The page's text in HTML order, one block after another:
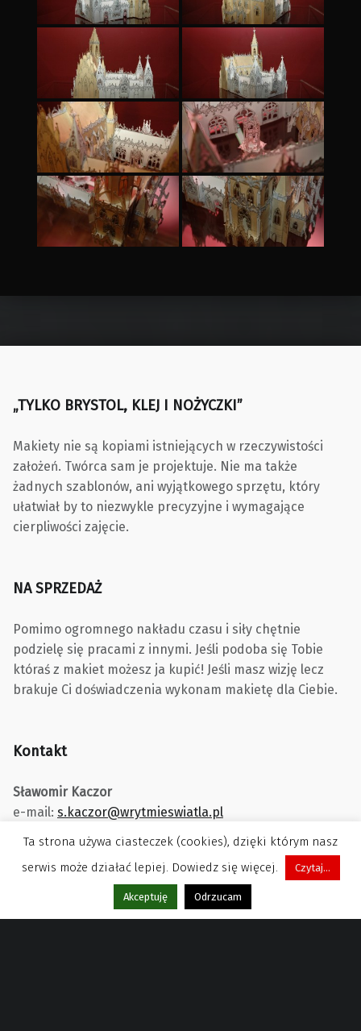
Menu
„TYLKO BRYSTOL, KLEJ I NOŻYCZKI”
Makiety nie są kopiami istniejących w rzeczywistości
założeń. Twórca sam je projektuje. Nie ma także
żadnych szablonów, ani wyjątkowego sprzętu, który
ułatwiał by to niezwykle precyzyjne i wymagające
cierpliwości zajęcie.
NA SPRZEDAŻ
Pomimo ogromnego nakładu czasu i siły chętnie
podzielę się pracami z innymi. Jeśli podoba się Tobie
któraś z makiet możesz ja kupić! Jeśli masz wizję lecz
brakuje Ci doświadczenia wykonam makietę dla Ciebie.
Kontakt
Sławomir Kaczor
e-mail: s.kaczor@wrytmieswiatla.pl
Ta strona używa ciasteczek (cookies), dzięki którym nasz
serwis może działać lepiej. Dowiedz się więcej.
Czytaj...
Akceptuję Odrzucam